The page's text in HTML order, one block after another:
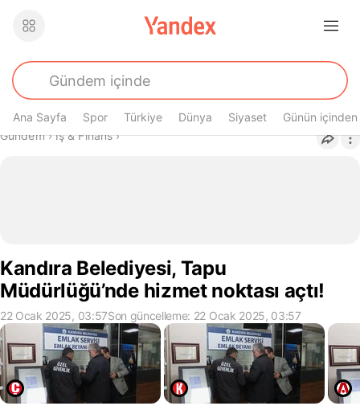
Ana Sayfa Spor Türkiye Dünya Siyaset Günün içinden
Buradasın
Gündem› İş & Finans›
Kandıra Belediyesi, Tapu
Müdürlüğü’nde hizmet noktası açtı!
22 Ocak 2025, 03:57Son güncelleme: 22 Ocak 2025, 03:57